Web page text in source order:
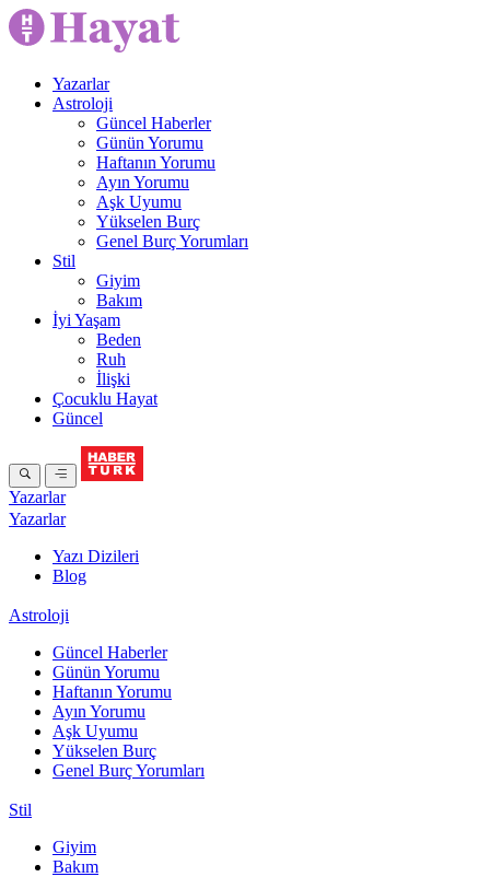
Yazarlar
Astroloji
Güncel Haberler
Günün Yorumu
Haftanın Yorumu
Ayın Yorumu
Aşk Uyumu
Yükselen Burç
Genel Burç Yorumları
Stil
Giyim
Bakım
İyi Yaşam
Beden
Ruh
İlişki
Çocuklu Hayat
Güncel
Yazarlar
Yazarlar
Yazı Dizileri
Blog
Astroloji
Güncel Haberler
Günün Yorumu
Haftanın Yorumu
Ayın Yorumu
Aşk Uyumu
Yükselen Burç
Genel Burç Yorumları
Stil
Giyim
Bakım